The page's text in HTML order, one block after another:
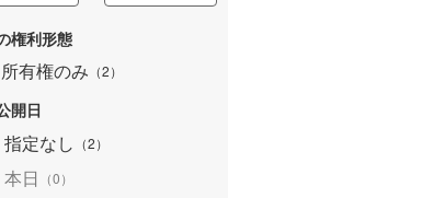
権利形態
所有権のみ （2）
開日
指定なし （2）
本日 （0）